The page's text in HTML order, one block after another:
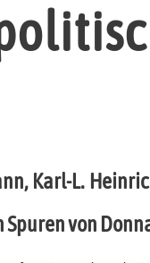
Karl-L.
von